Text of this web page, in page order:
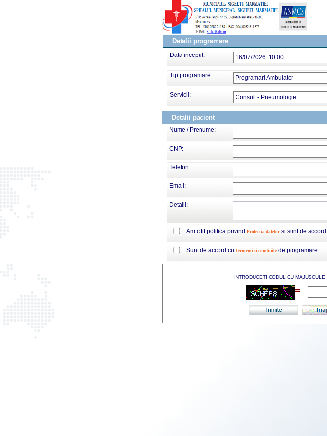
Detalii programare
Data inceput: 16/07/2026 10:00
Tip programare: Programari Ambulator
Servicii: Consult - Pneumologie
Detalii pacient
Nume / Prenume:
CNP:
Telefon:
Email:
Detalii:
Am citit politica privind Protectia datelor si sunt de
Sunt de accord cu Termenii si conditiile de programare
INTRODUCETI CODUL CU MAJUSCULE
=